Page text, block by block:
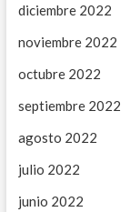
diciembre 2022
noviembre 2022
octubre 2022
septiembre 2022
agosto 2022
julio 2022
junio 2022